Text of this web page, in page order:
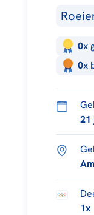
0x
0x
21
1x